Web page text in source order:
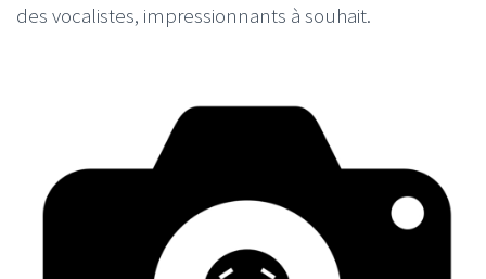
des vocalistes, impressionnants à souhait.